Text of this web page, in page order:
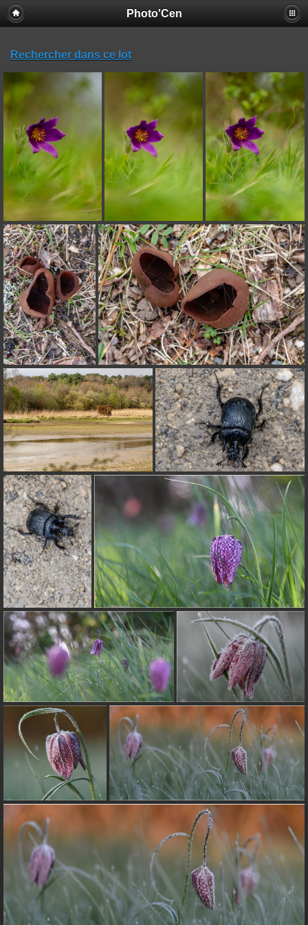
Photo'Cen
Rechercher dans ce lot